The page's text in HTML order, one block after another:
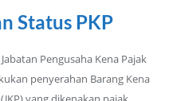
Status PKP
Pengusaha Kena Pajak
penyerahan Barang Kena